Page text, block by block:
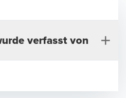
verfasst von